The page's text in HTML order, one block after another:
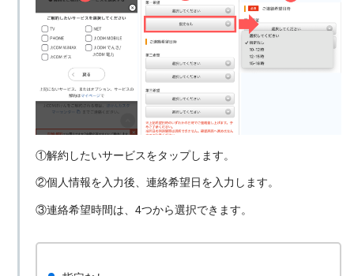
①解約したいサービスをタップします。
②個人情報を入力後、連絡希望日を入力します。
③連絡希望時間は、4つから選択できます。